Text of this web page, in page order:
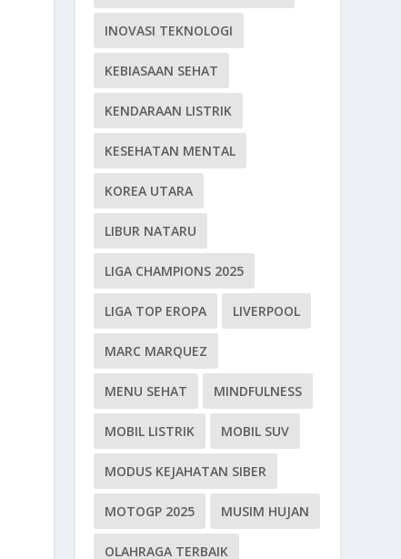
INOVASI TEKNOLOGI
KEBIASAAN SEHAT
KENDARAAN LISTRIK
KESEHATAN MENTAL
KOREA UTARA
LIBUR NATARU
LIGA CHAMPIONS 2025
LIGA TOP EROPA LIVERPOOL
MARC MARQUEZ
MENU SEHAT MINDFULNESS
MOBIL LISTRIK MOBIL SUV
MODUS KEJAHATAN SIBER
MOTOGP 2025 MUSIM HUJAN
OLAHRAGA TERBAIK